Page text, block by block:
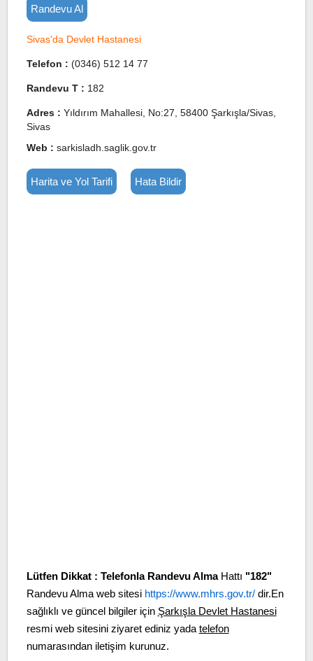
Randevu Al
Sivas'da Devlet Hastanesi
Telefon : (0346) 512 14 77
Randevu T : 182
Adres : Yıldırım Mahallesi, No:27, 58400 Şarkışla/Sivas,
Sivas
Web : sarkisladh.saglik.gov.tr
Harita ve Yol Tarifi Hata Bildir
Lütfen Dikkat : Telefonla Randevu AlmaHattı "182"
Randevu Alma web sitesi https://www.mhrs.gov.tr/dir.En
sağlıklı ve güncel bilgiler için Şarkışla Devlet Hastanesi
resmi web sitesini ziyaret ediniz yada telefon
numarasından iletişim kurunuz.